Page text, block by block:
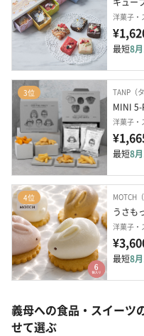
洋菓子・
最短8
3位 TANP（
MINI 5-
洋菓子・
最短8
4位 MOTCH
うさも
洋菓子・
最短8
義母への食品・スイーツ
せて選ぶ